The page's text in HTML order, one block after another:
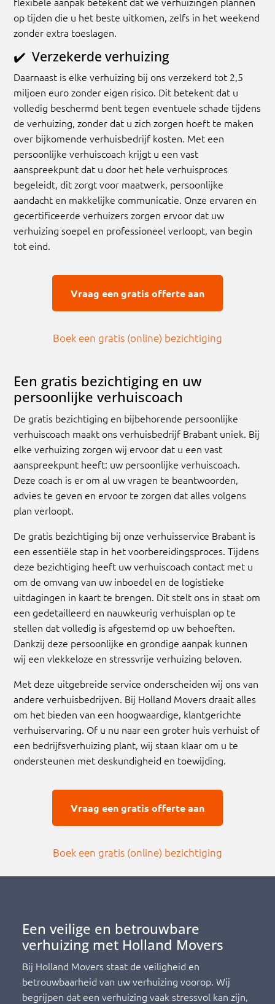
op tijden die u het beste uitkomen, zelfs in het weekend
zonder extra toeslagen.
✔️Verzekerde verhuizing
Daarnaast is elke verhuizing bij ons verzekerd tot 2,5
miljoen euro zonder eigen risico. Dit betekent dat u
volledig beschermd bent tegen eventuele schade tijdens
de verhuizing, zonder dat u zich zorgen hoeft te maken
over bijkomende verhuisbedrijf kosten. Met een
persoonlijke verhuiscoach krijgt u een vast
aanspreekpunt dat u door het hele verhuisproces
begeleidt, dit zorgt voor maatwerk, persoonlijke
aandacht en makkelijke communicatie. Onze ervaren en
gecertificeerde verhuizers zorgen ervoor dat uw
verhuizing soepel en professioneel verloopt, van begin
tot eind.
Vraag een gratis offerte aan
Boek een gratis (online) bezichtiging
Een gratis bezichtiging en uw
persoonlijke verhuiscoach
De gratis bezichtiging en bijbehorende persoonlijke
verhuiscoach maakt ons verhuisbedrijf Brabant uniek. Bij
elke verhuizing zorgen wij ervoor dat u een vast
aanspreekpunt heeft: uw persoonlijke verhuiscoach.
Deze coach is er om al uw vragen te beantwoorden,
advies te geven en ervoor te zorgen dat alles volgens
plan verloopt.
De gratis bezichtiging bij onze verhuisservice Brabant is
een essentiële stap in het voorbereidingsproces. Tijdens
deze bezichtiging heeft uw verhuiscoach contact met u
om de omvang van uw inboedel en de logistieke
uitdagingen in kaart te brengen. Dit stelt ons in staat om
een gedetailleerd en nauwkeurig verhuisplan op te
stellen dat volledig is afgestemd op uw behoeften.
Dankzij deze persoonlijke en grondige aanpak kunnen
wij een vlekkeloze en stressvrije verhuizing beloven.
Met deze uitgebreide service onderscheiden wij ons van
andere verhuisbedrijven. Bij Holland Movers draait alles
om het bieden van een hoogwaardige, klantgerichte
verhuiservaring. Of u nu naar een groter huis verhuist of
een bedrijfsverhuizing plant, wij staan klaar om u te
ondersteunen met deskundigheid en toewijding.
Vraag een gratis offerte aan
Boek een gratis (online) bezichtiging
Een veilige en betrouwbare
verhuizing met Holland Movers
Bij Holland Movers staat de veiligheid en
betrouwbaarheid van uw verhuizing voorop. Wij
begrijpen dat een verhuizing vaak stressvol kan zijn,